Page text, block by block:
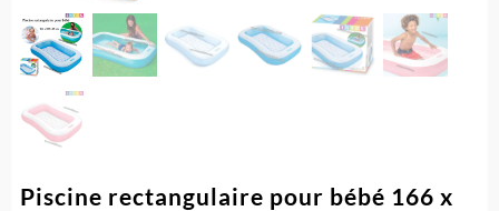
Piscine rectangulaire pour bébé 166 x